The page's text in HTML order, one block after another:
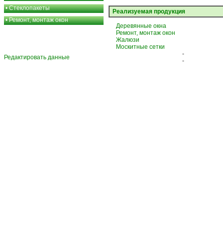
•Стеклопакеты
•Ремонт, монтаж окон
Реализуемая продукция
Деревянные окна
Ремонт, монтаж окон
Жалюзи
Москитные сетки
Редактировать данные
-
-